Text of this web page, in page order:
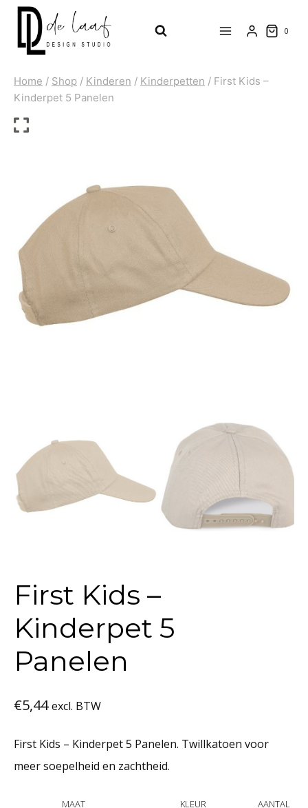
Doorgaan
inhoud
0
Home / Shop / Kinderen / Kinderpetten / First Kids –
Kinderpet 5 Panelen
First Kids –
Kinderpet 5
Panelen
€5,44 excl. BTW
First Kids – Kinderpet 5 Panelen. Twillkatoen voor
meer soepelheid en zachtheid.
MAAT KLEUR AANTAL